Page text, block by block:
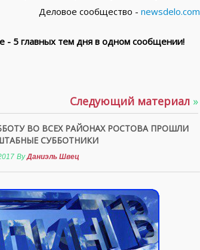
Деловое сообщество - newsdelo.com
- 5 главных тем дня в одном сообщении!
Следующий материал »
ВО ВСЕХ РАЙОНАХ РОСТОВА ПРОШЛИ
СУББОТНИКИ
ByДаниэль Швец